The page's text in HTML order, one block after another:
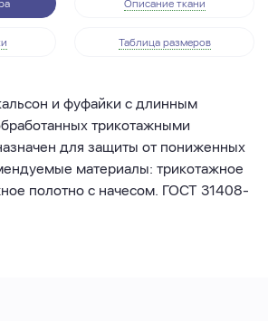
Описание ткани
Таблица размеров
и фуфайки с длинным
трикотажными
для защиты от пониженных
материалы: трикотажное
полотно с начесом. ГОСТ 31408-